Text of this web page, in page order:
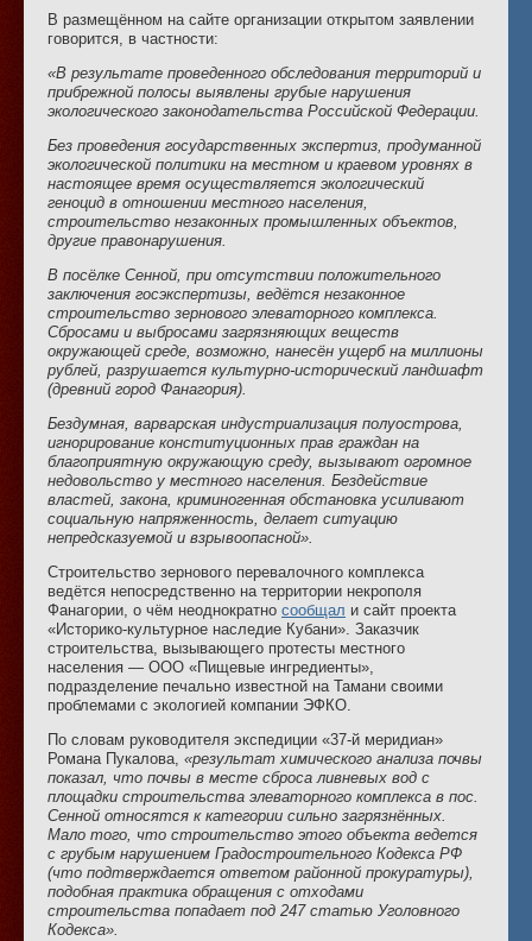
В размещённом на сайте организации открытом заявлении
говорится, в частности:
«В результате проведенного обследования территорий и
прибрежной полосы выявлены грубые нарушения
экологического законодательства Российской Федерации.
Без проведения государственных экспертиз, продуманной
экологической политики на местном и краевом уровнях в
настоящее время осуществляется экологический
геноцид в отношении местного населения,
строительство незаконных промышленных объектов,
другие правонарушения.
В посёлке Сенной, при отсутствии положительного
заключения госэкспертизы, ведётся незаконное
строительство зернового элеваторного комплекса.
Сбросами и выбросами загрязняющих веществ
окружающей среде, возможно, нанесён ущерб на миллионы
рублей, разрушается культурно-исторический ландшафт
(древний город Фанагория).
Бездумная, варварская индустриализация полуострова,
игнорирование конституционных прав граждан на
благоприятную окружающую среду, вызывают огромное
недовольство у местного населения. Бездействие
властей, закона, криминогенная обстановка усиливают
социальную напряженность, делает ситуацию
непредсказуемой и взрывоопасной».
Строительство зернового перевалочного комплекса
ведётся непосредственно на территории некрополя
Фанагории, о чём неоднократно сообщал и сайт проекта
«Историко-культурное наследие Кубани». Заказчик
строительства, вызывающего протесты местного
населения — ООО «Пищевые ингредиенты»,
подразделение печально известной на Тамани своими
проблемами с экологией компании ЭФКО.
По словам руководителя экспедиции «37-й меридиан»
Романа Пукалова, «результат химического анализа почвы
показал, что почвы в месте сброса ливневых вод с
площадки строительства элеваторного комплекса в пос.
Сенной относятся к категории сильно загрязнённых.
Мало того, что строительство этого объекта ведется
с грубым нарушением Градостроительного Кодекса РФ
(что подтверждается ответом районной прокуратуры),
подобная практика обращения с отходами
строительства попадает под 247 статью Уголовного
Кодекса».